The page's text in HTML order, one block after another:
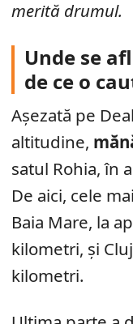
merită drumul.
Unde se
de ce o
Așezată pe
altitudine,
satul Rohia, în
De aici, cele
Baia Mare, la
kilometri, și
kilometri.